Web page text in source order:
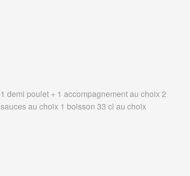
1 demi poulet + 1 accompagnement au choix 2
sauces au choix 1 boisson 33 cl au choix